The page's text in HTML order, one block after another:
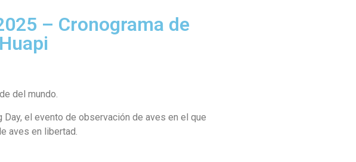
– Cronograma de
del mundo.
el evento de observación de aves en el que
aves en libertad.